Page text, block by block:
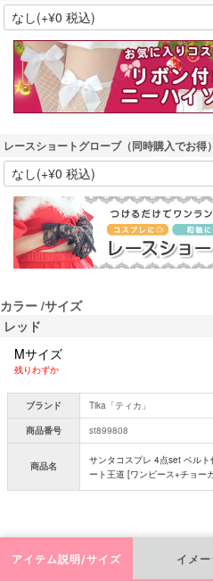
レースショートグローブ（同時購入でお得）
カラー サイズ
レッド
Mサイズ
残りわずか
ブランド
Tika「ティカ」
商品番号
st899808
商品名
サンタコスプレ 4点set ベル
ート王道 [ワンピース+チョー
アイテム説明/サイズ イメー